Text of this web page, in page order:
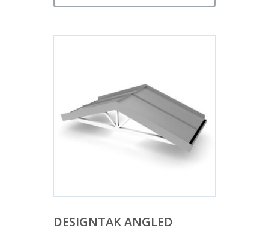
DESIGNTAK ANGLED